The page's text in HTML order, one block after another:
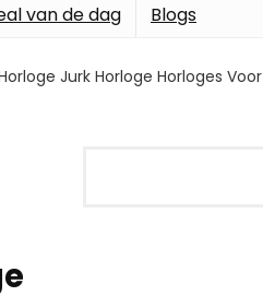
van de dag Blogs
Jurk Horloge Horloges